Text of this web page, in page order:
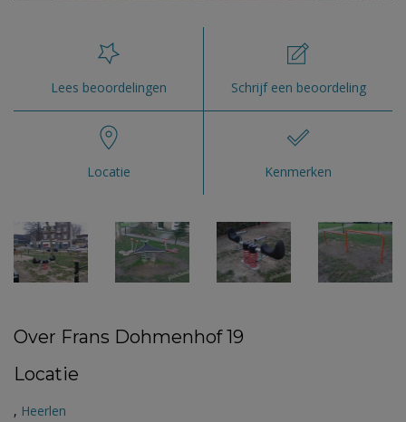
Lees beoordelingen Schrijf een beoordeling
Locatie Kenmerken
Over Frans Dohmenhof 19
Locatie
, Heerlen